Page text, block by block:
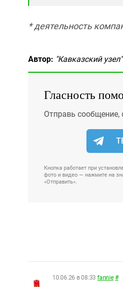
* деятельность
Автор: "Кавказский узел"
Гласность
Отправь сообщение,
Кнопка работает при
фото и видео — нажмите на
«Отправить».
10.06.26 в 08:33 fannie #